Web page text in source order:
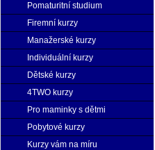
Pomaturitní studium
Firemní kurzy
Manažerské kurzy
Individuální kurzy
Dětské kurzy
4TWO kurzy
Pro maminky s dětmi
Pobytové kurzy
Kurzy vám na míru